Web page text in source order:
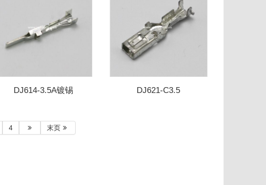
DJ614-3.5A镀锡 DJ621-C3.5
4 末页